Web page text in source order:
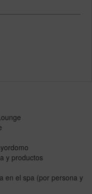
y productos
en el spa (por persona y